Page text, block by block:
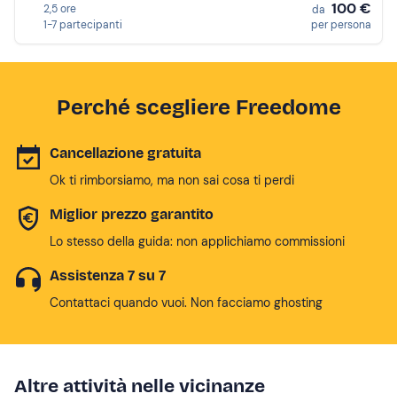
2,5 ore
1-7 partecipanti
da 100 €
per persona
Perché scegliere Freedome
Cancellazione gratuita
Ok ti rimborsiamo, ma non sai cosa ti perdi
Miglior prezzo garantito
Lo stesso della guida: non applichiamo commissioni
Assistenza 7 su 7
Contattaci quando vuoi. Non facciamo ghosting
Altre attività nelle vicinanze